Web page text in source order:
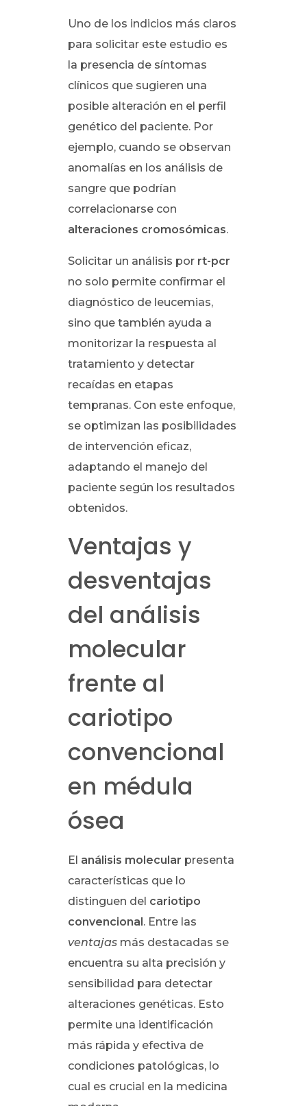
Uno de los indicios más claros
para solicitar este estudio es
la presencia de síntomas
clínicos que sugieren una
posible alteración en el perfil
genético del paciente. Por
ejemplo, cuando se observan
anomalías en los análisis de
sangre que podrían
correlacionarse con
alteraciones cromosómicas.
Solicitar un análisis por rt-pcr
no solo permite confirmar el
diagnóstico de leucemias,
sino que también ayuda a
monitorizar la respuesta al
tratamiento y detectar
recaídas en etapas
tempranas. Con este enfoque,
se optimizan las posibilidades
de intervención eficaz,
adaptando el manejo del
paciente según los resultados
obtenidos.
Ventajas y
desventajas
del análisis
molecular
frente al
cariotipo
convencional
en médula
ósea
El análisis molecular presenta
características que lo
distinguen del cariotipo
convencional. Entre las
ventajas más destacadas se
encuentra su alta precisión y
sensibilidad para detectar
alteraciones genéticas. Esto
permite una identificación
más rápida y efectiva de
condiciones patológicas, lo
cual es crucial en la medicina